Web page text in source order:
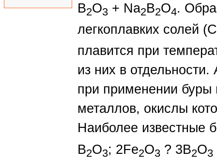
В2О3 + Na2B2O4.
легкоплавких солей
плавится при
из них в
при применении буры
металлов, окислы
Наиболее известные
B2O3; 2Fe2O3 ? 3B2O3